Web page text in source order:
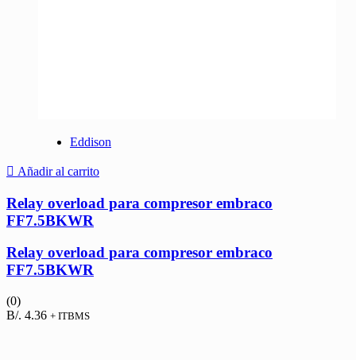
Eddison
Añadir al carrito
Relay overload para compresor embraco
FF7.5BKWR
Relay overload para compresor embraco
FF7.5BKWR
(0)
B/. 4.36 + ITBMS